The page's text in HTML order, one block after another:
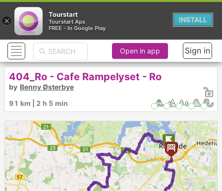
Open in app Sign in
404_Ro - Cafe Rampelyset - Ro
by Benny Østerbye
91 km | 2 h 5 min
×
Tourstart
Tourstart Aps
FREE - In Google Play
INSTALL